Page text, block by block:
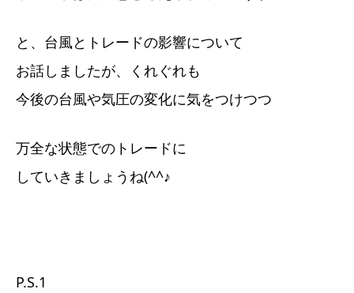
と、台風とトレードの影響について
お話しましたが、くれぐれも
今後の台風や気圧の変化に気をつけつつ
万全な状態でのトレードに
していきましょうね(^^♪
P.S.1